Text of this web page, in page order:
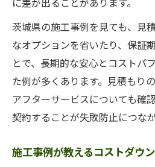
茨城県の施工事例を見ても、見
なオプションを省いたり、保証
とで、長期的な安心とコストパ
た例が多くあります。見積もり
アフターサービスについても確
契約することが失敗防止につなが
施工事例が教えるコストダウ